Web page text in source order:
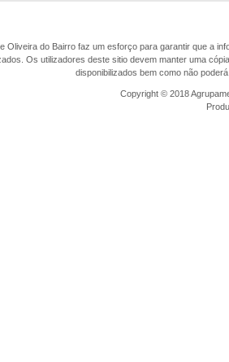
Oliveira do Bairro faz um esforço para garantir que a
Os utilizadores deste sitio devem manter uma
disponibilizados bem como não
Copyright © 2018